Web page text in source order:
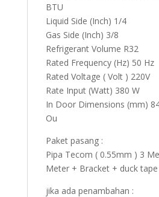
BTU
Liquid Side (Inch) 1/4
Gas Side (Inch) 3/8
Refrigerant Volume R32
Rated Frequency (Hz) 50 Hz
Rated Voltage ( Volt ) 220V
Rate Input (Watt) 380 W
In Door Dimensions (mm)
Ou
Paket pasang :
Pipa Tecom ( 0.55mm ) 3
Meter + Bracket + duck tape
jika ada penambahan :